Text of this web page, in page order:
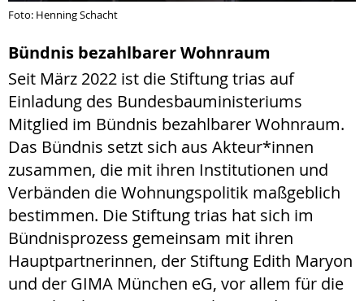
Foto: Henning Schacht
Bündnis bezahlbarer Wohnraum
Seit März 2022 ist die Stiftung trias auf
Einladung des Bundesbauministeriums
Mitglied im Bündnis bezahlbarer Wohnraum.
Das Bündnis setzt sich aus Akteur*innen
zusammen, die mit ihren Institutionen und
Verbänden die Wohnungspolitik maßgeblich
bestimmen. Die Stiftung trias hat sich im
Bündnisprozess gemeinsam mit ihren
Hauptpartnerinnen, der Stiftung Edith Maryon
und der GIMA München eG, vor allem für die